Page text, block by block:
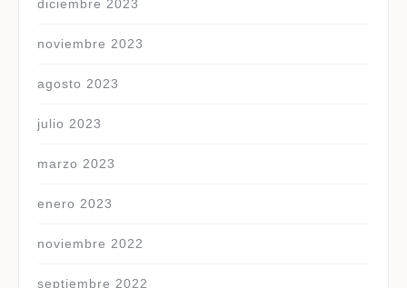
diciembre 2023
noviembre 2023
agosto 2023
julio 2023
marzo 2023
enero 2023
noviembre 2022
septiembre 2022